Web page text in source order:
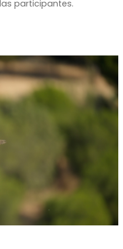
participantes.